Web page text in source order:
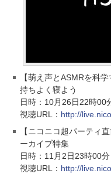
【萌え声とASMRを科
持ちよく寝よう
日時：10月26日22時00
視聴URL： http://
【ニコニコ超パーティ
ーカイブ特集
日時：11月2日23時00分
視聴URL： http://